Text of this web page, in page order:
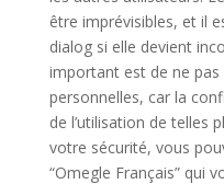
être imprévisibles, et il
dialog si elle devient
important est de ne pas
personnelles, car la
de l’utilisation de telles
votre sécurité, vous
“Omegle Français” qui